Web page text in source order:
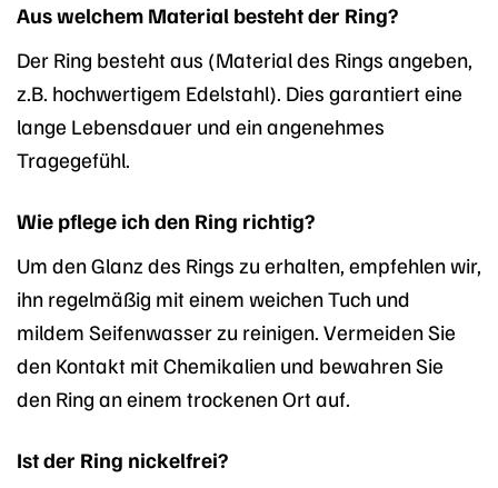
Aus welchem Material besteht der Ring?
Der Ring besteht aus (Material des Rings angeben,
z.B. hochwertigem Edelstahl). Dies garantiert eine
lange Lebensdauer und ein angenehmes
Tragegefühl.
Wie pflege ich den Ring richtig?
Um den Glanz des Rings zu erhalten, empfehlen wir,
ihn regelmäßig mit einem weichen Tuch und
mildem Seifenwasser zu reinigen. Vermeiden Sie
den Kontakt mit Chemikalien und bewahren Sie
den Ring an einem trockenen Ort auf.
Ist der Ring nickelfrei?